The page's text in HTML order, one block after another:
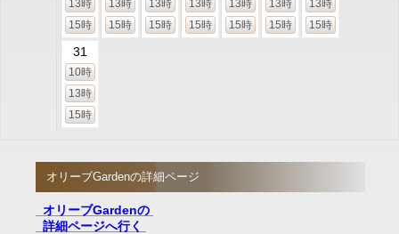
13時
15時
13時
15時
13時
15時
13時
15時
13時
15時
13時
15時
13時
15時
31
10時
13時
15時
オリーブGardenの詳細ページ
オリーブGardenの
詳細ページへ行く